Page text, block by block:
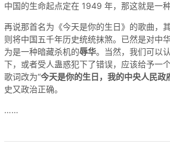
中国的生命起点定在 1949 年，那这就是一
再说那首名为《今天是你的生日》的歌曲，
则将中国五千年历史统统抹煞。已然是对中
为是一种暗藏杀机的辱华。当然，我们可以
下，或者受人蛊惑犯下了错误，应该给予一
歌词改为“今天是你的生日，我的中央人民政
史又政治正确。
……